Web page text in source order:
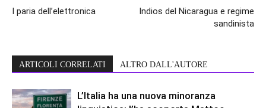
I paria dell’elettronica
Indios del Nicaragua e regime
sandinista
ARTICOLI CORRELATI ALTRO DALL'AUTORE
L’Italia ha una nuova minoranza